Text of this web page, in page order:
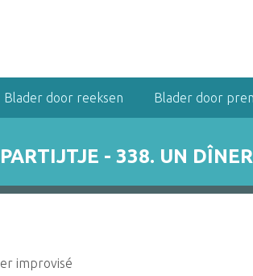
Blader door reeksen Blader door
- 338. UN
improvisé